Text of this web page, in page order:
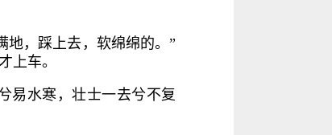
地，踩上去，软绵绵的。”
上车。
易水寒，壮士一去兮不复